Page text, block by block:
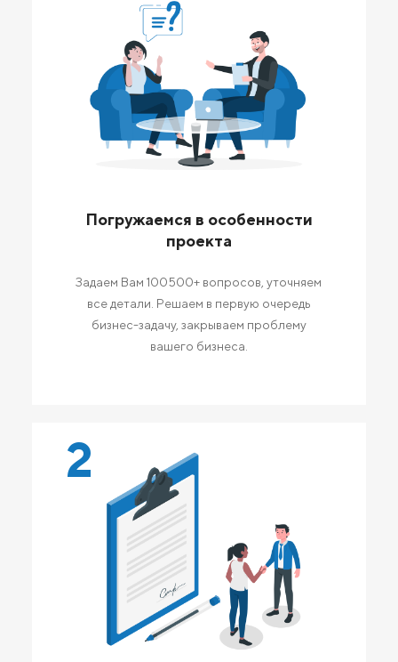
Погружаемся в особенности
проекта
Задаем Вам 100500+ вопросов, уточняем
все детали. Решаем в первую очередь
бизнес-задачу, закрываем проблему
вашего бизнеса.
2